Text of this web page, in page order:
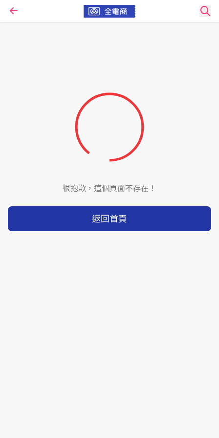
很抱歉，這個頁面不存在！
返回首頁